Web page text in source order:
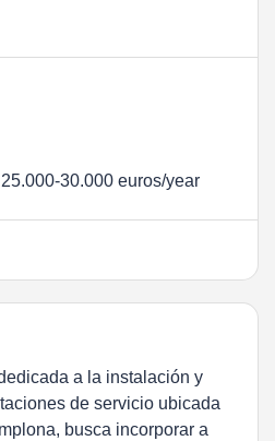
30.000 euros/year
a la instalación y
de servicio ubicada
busca incorporar a